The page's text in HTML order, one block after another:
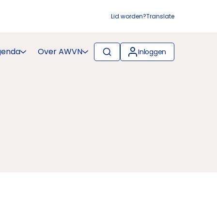
Lid worden?Translate
Over AWVN Inloggen